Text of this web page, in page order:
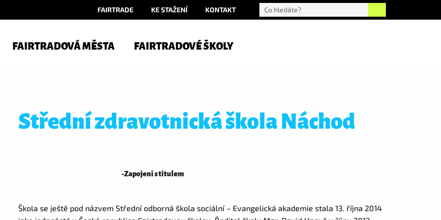
FAIRTRADE KE STAŽENÍ KONTAKT
FAIRTRADOVÁ MĚSTA FAIRTRADOVÉ ŠKOLY
Střední zdravotnická škola Náchod
-Zapojeni s titulem
Škola se ještě pod názvem Střední odborná škola sociální – Evangelická akademie stala 13. října 2014